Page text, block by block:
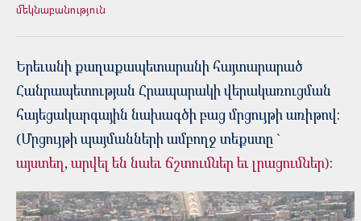
մեկնաբանություն
Երեւանի քաղաքապետարանի հայտարարած
Հանրապետության Հրապարակի վերակառուցման
հայեցակարգային նախագծի բաց մրցույթի առիթով:
(Մրցույթի պայմանների ամբողջ տեքստը `
այստեղ,արվել են նաեւ ճշտումներ եւ լրացումներ):